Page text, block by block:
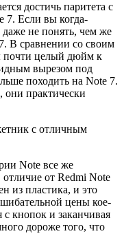
достичь паритета с
7. Если вы когда-
не понять, чем же
В сравнении со своим
почти целый дюйм к
вырезом под
походить на Note 7.
они практически
Note все же
от Redmi Note
из пластика, и это
цены кое-
кнопок и заканчивая
дороже того, что